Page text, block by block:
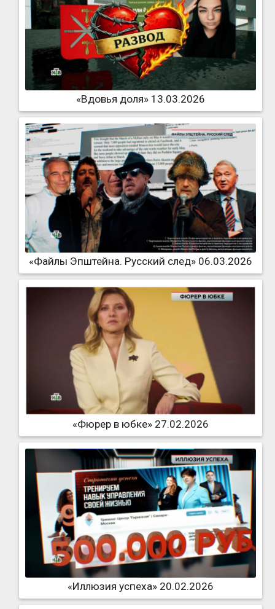
«Вдовья доля» 13.03.2026
«Файлы Эпштейна. Русский след» 06.03.2026
«Фюрер в юбке» 27.02.2026
«Иллюзия успеха» 20.02.2026